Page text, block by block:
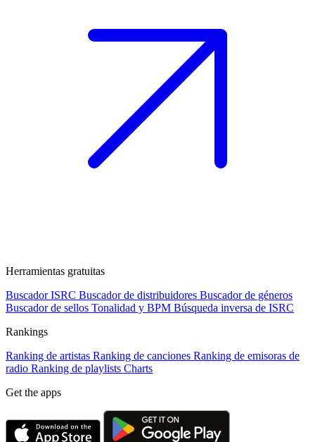
Herramientas gratuitas
Buscador ISRC Buscador de distribuidores Buscador de géneros
Buscador de sellos Tonalidad y BPM Búsqueda inversa de ISRC
Rankings
Ranking de artistas Ranking de canciones Ranking de emisoras de
radio Ranking de playlists Charts
Get the apps